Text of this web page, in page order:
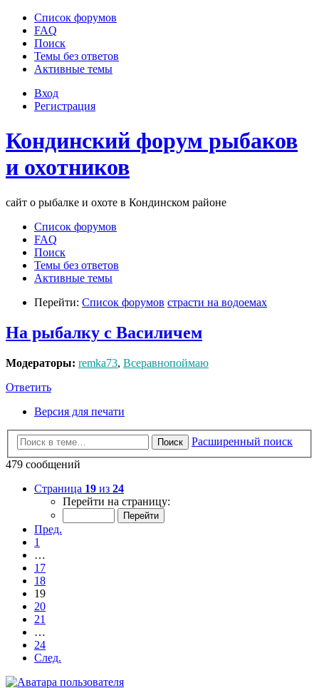
Список форумов
FAQ
Поиск
Темы без ответов
Активные темы
Вход
Регистрация
Кондинский форум рыбаков
и охотников
сайт о рыбалке и охоте в Кондинском районе
Список форумов
FAQ
Поиск
Темы без ответов
Активные темы
Перейти: Список форумов страсти на водоемах
На рыбалку с Василичем
Модераторы: remka73, Всеравнопоймаю
Ответить
Версия для печати
Поиск
Расширенный поиск
479 сообщений
Страница 19 из 24
Перейти на страницу:
Пред.
1
…
17
18
19
20
21
…
24
След.